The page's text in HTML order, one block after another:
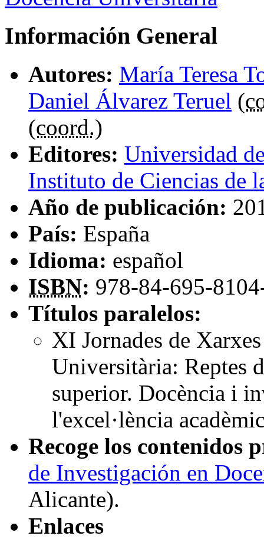
Información General
Autores: María Teresa
Daniel Álvarez Teruel (
(coord.)
Editores: Universidad
Instituto de Ciencias de
Año de publicación:
País: España
Idioma: español
ISBN: 978-84-695-
Títulos paralelos:
XI Jornades de
Universitària: Reptes
superior. Docència i
l'excel·lència
Recoge los contenidos
de Investigación en
Alicante).
Enlaces